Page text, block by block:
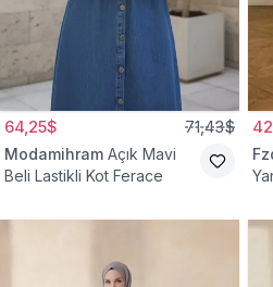
64,25$ 71,43$
Modamihram Açık Mavi
Beli Lastikli Kot Ferace